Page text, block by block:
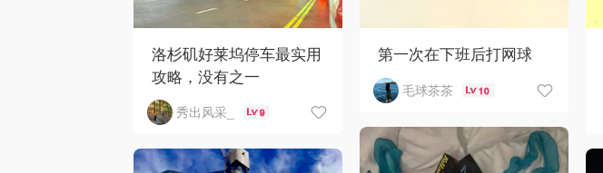
洛杉矶好莱坞停车最实用
攻略，没有之一
秀出风采_ 9
第一次在下班后打网球
毛球茶茶 10